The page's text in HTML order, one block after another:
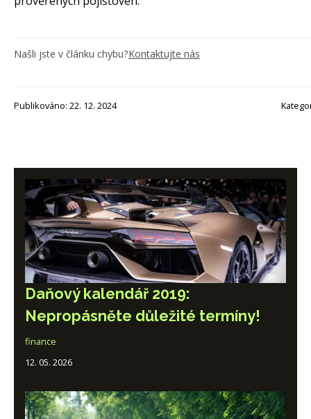
Našli jste v článku chybu?Kontaktujte nás
Publikováno: 22. 12. 2024
Daňový kalendář 2019:
Nepropásněte důležité termíny!
finance
12. 05. 2026